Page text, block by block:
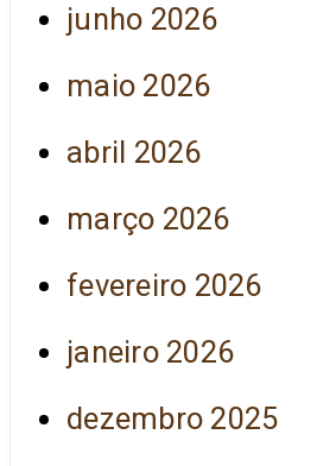
junho 2026
maio 2026
abril 2026
março 2026
fevereiro 2026
janeiro 2026
dezembro 2025